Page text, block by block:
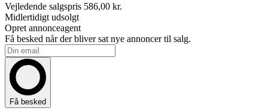
Vejledende salgspris 586,00 kr.
Midlertidigt udsolgt
Opret annonceagent
Få besked når der bliver sat nye annoncer til salg.
Få besked